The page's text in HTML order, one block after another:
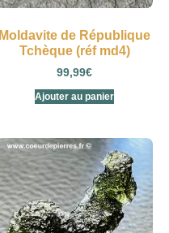
Moldavite de République
Tchèque (réf md4)
99,99€
Ajouter au panier